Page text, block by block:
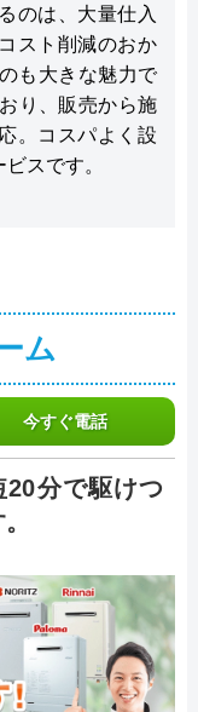
のは、大量仕入
スト削減のおか
も大きな魅力で
り、販売から施
。コスパよく設
スです。
ム
今すぐ電話
分で駆けつ